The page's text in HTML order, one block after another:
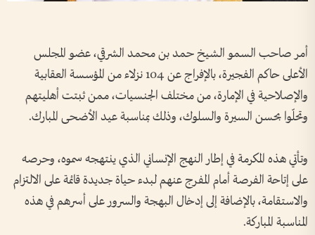
أمر صاحب السمو الشيخ حمد بن محمد الشرقي، عضو المجلس
الأعلى حاكم الفجيرة، بالإفراج عن 104 نزلاء من المؤسسة العقابية
والإصلاحية في الإمارة، من مختلف الجنسيات، ممن ثبتت أهليتهم
وتحلّوا بحسن السيرة والسلوك، وذلك بمناسبة عيد الأضحى المبارك.
وتأتي هذه المكرمة في إطار النهج الإنساني الذي ينتهجه سموه، وحرصه
على إتاحة الفرصة أمام المفرج عنهم لبدء حياة جديدة قائمة على الالتزام
والاستقامة، بالإضافة إلى إدخال البهجة والسرور على أسرهم في هذه
المناسبة المباركة.